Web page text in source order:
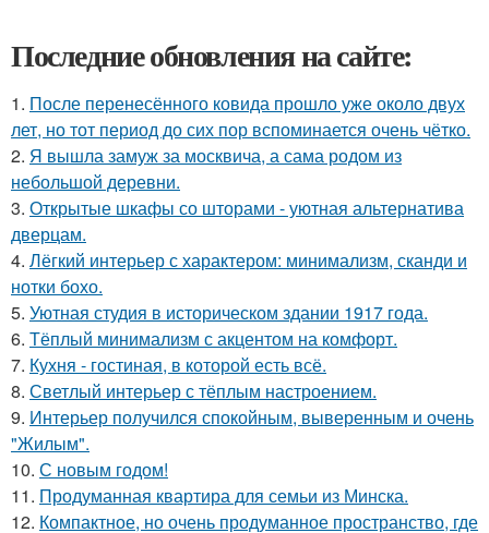
Последние обновления на сайте:
1. После перенесённого ковида прошло уже около двух
лет, но тот период до сих пор вспоминается очень чётко.
2. Я вышла замуж за москвича, а сама родом из
небольшой деревни.
3. Открытые шкафы со шторами - уютная альтернатива
дверцам.
4. Лёгкий интерьер с характером: минимализм, сканди и
нотки бохо.
5. Уютная студия в историческом здании 1917 года.
6. Тёплый минимализм с акцентом на комфорт.
7. Кухня - гостиная, в которой есть всё.
8. Светлый интерьер с тёплым настроением.
9. Интерьер получился спокойным, выверенным и очень
"Жилым".
10. С новым годом!
11. Продуманная квартира для семьи из Минска.
12. Компактное, но очень продуманное пространство, где